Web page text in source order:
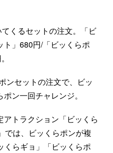
くるセットの注文。「ビ
ト」680円/「ビッくらポ
ンセットの注文で、ビッ
ン一回チャレンジ。
トラクション「ビッくら
では、ビッくらポンが複
くらギョ」「ビッくらポ